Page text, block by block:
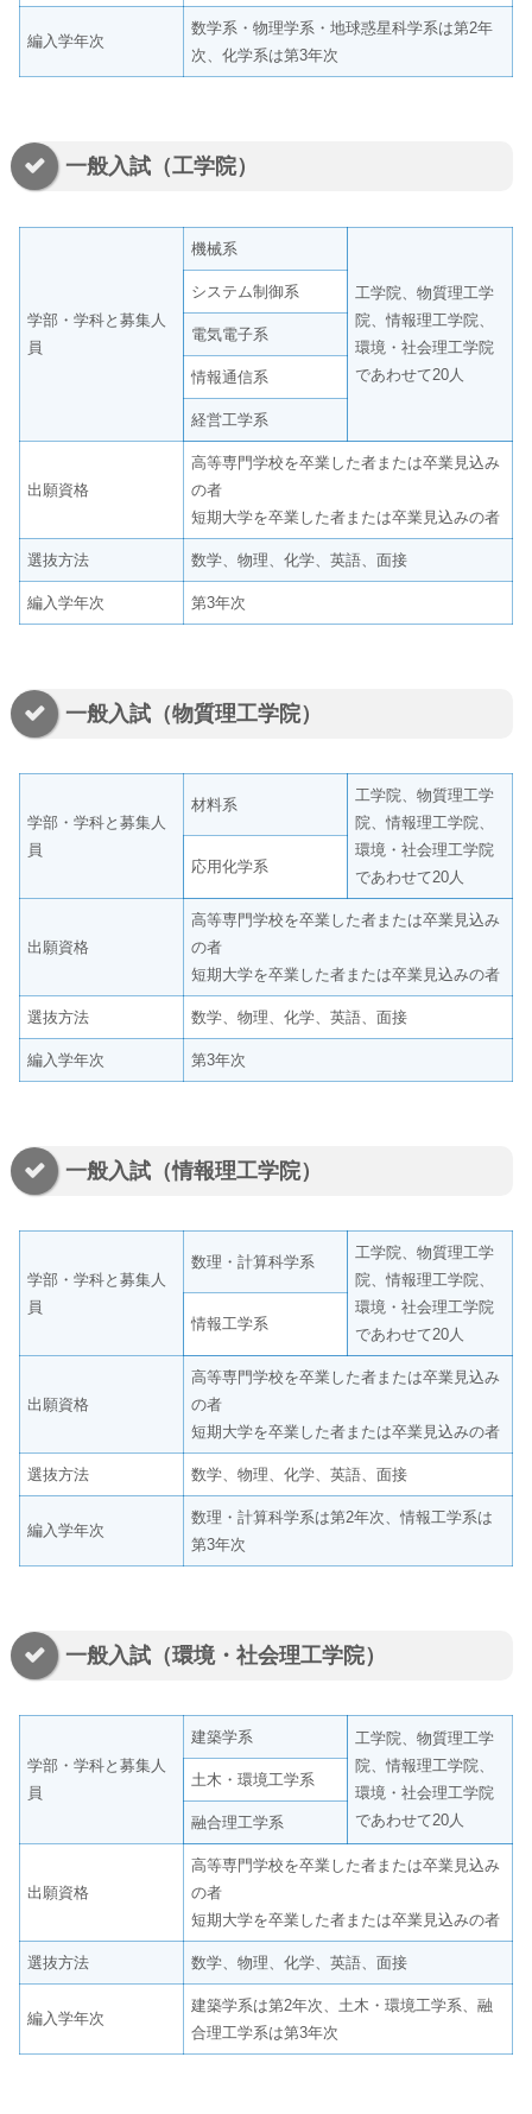
編入学年次
数学系・物理学系・地球惑星科学系は第2年
次、化学系は第3年次
一般入試（工学院）
学部・学科と募集人
員
機械系
工学院、物質理工学
院、情報理工学院、
環境・社会理工学院
であわせて20人
システム制御系
電気電子系
情報通信系
経営工学系
出願資格
高等専門学校を卒業した者または卒業見込み
の者
短期大学を卒業した者または卒業見込みの者
選抜方法 数学、物理、化学、英語、面接
編入学年次 第3年次
一般入試（物質理工学院）
学部・学科と募集人
員
材料系
工学院、物質理工学
院、情報理工学院、
環境・社会理工学院
であわせて20人
応用化学系
出願資格
高等専門学校を卒業した者または卒業見込み
の者
短期大学を卒業した者または卒業見込みの者
選抜方法 数学、物理、化学、英語、面接
編入学年次 第3年次
一般入試（情報理工学院）
学部・学科と募集人
員
数理・計算科学系
工学院、物質理工学
院、情報理工学院、
環境・社会理工学院
であわせて20人
情報工学系
出願資格
高等専門学校を卒業した者または卒業見込み
の者
短期大学を卒業した者または卒業見込みの者
選抜方法 数学、物理、化学、英語、面接
編入学年次
数理・計算科学系は第2年次、情報工学系は
第3年次
一般入試（環境・社会理工学院）
学部・学科と募集人
員
建築学系
工学院、物質理工学
院、情報理工学院、
環境・社会理工学院
であわせて20人
土木・環境工学系
融合理工学系
出願資格
高等専門学校を卒業した者または卒業見込み
の者
短期大学を卒業した者または卒業見込みの者
選抜方法 数学、物理、化学、英語、面接
編入学年次
建築学系は第2年次、土木・環境工学系、融
合理工学系は第3年次